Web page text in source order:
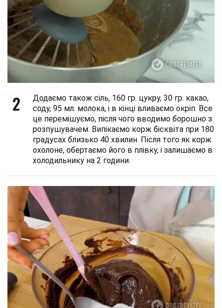
2
Додаємо також сіль, 160 гр. цукру, 30 гр. какао,
соду, 95 мл. молока, і в кінці вливаємо окріп. Все
це перемішуємо, після чого вводимо борошно з
розпушувачем. Випікаємо корж бісквіта при 180
градусах близько 40 хвилин. Після того як корж
охолоне, обертаємо його в плівку, і залишаємо в
холодильнику на 2 години.